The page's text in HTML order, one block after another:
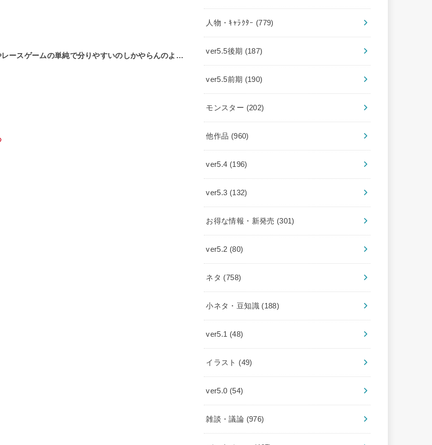
ースゲームの単純で分りやすいのしかやらんのよ…
人物・ｷｬﾗｸﾀｰ (779)
ver5.5後期 (187)
ver5.5前期 (190)
モンスター (202)
他作品 (960)
ver5.4 (196)
ver5.3 (132)
お得な情報・新発売 (301)
ver5.2 (80)
ネタ (758)
小ネタ・豆知識 (188)
ver5.1 (48)
イラスト (49)
ver5.0 (54)
雑談・議論 (976)